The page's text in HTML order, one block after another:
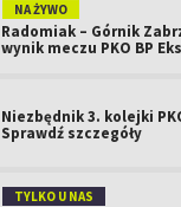
NA ŻYWO
Radomiak – Górnik
wynik meczu PKO BP
Niezbędnik 3. kolejki
Sprawdź szczegóły
TYLKO U NAS